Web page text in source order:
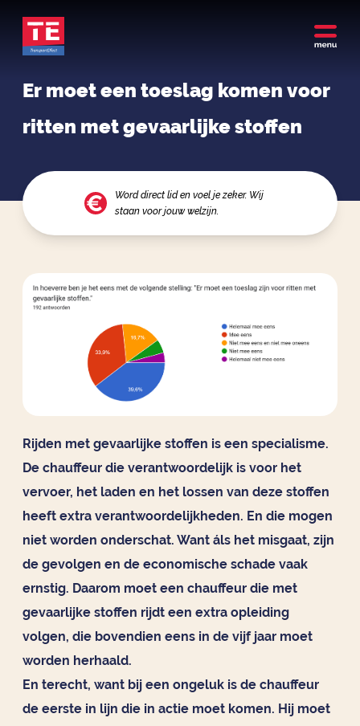
Er moet een toeslag komen voor
ritten met gevaarlijke stoffen
Word direct lid en voel je zeker. Wij
staan voor jouw welzijn.
Rijden met gevaarlijke stoffen is een specialisme.
De chauffeur die verantwoordelijk is voor het
vervoer, het laden en het lossen van deze stoffen
heeft extra verantwoordelijkheden. En die mogen
niet worden onderschat. Want áls het misgaat, zijn
de gevolgen en de economische schade vaak
ernstig. Daarom moet een chauffeur die met
gevaarlijke stoffen rijdt een extra opleiding
volgen, die bovendien eens in de vijf jaar moet
worden herhaald.
En terecht, want bij een ongeluk is de chauffeur
de eerste in lijn die in actie moet komen. Hij moet